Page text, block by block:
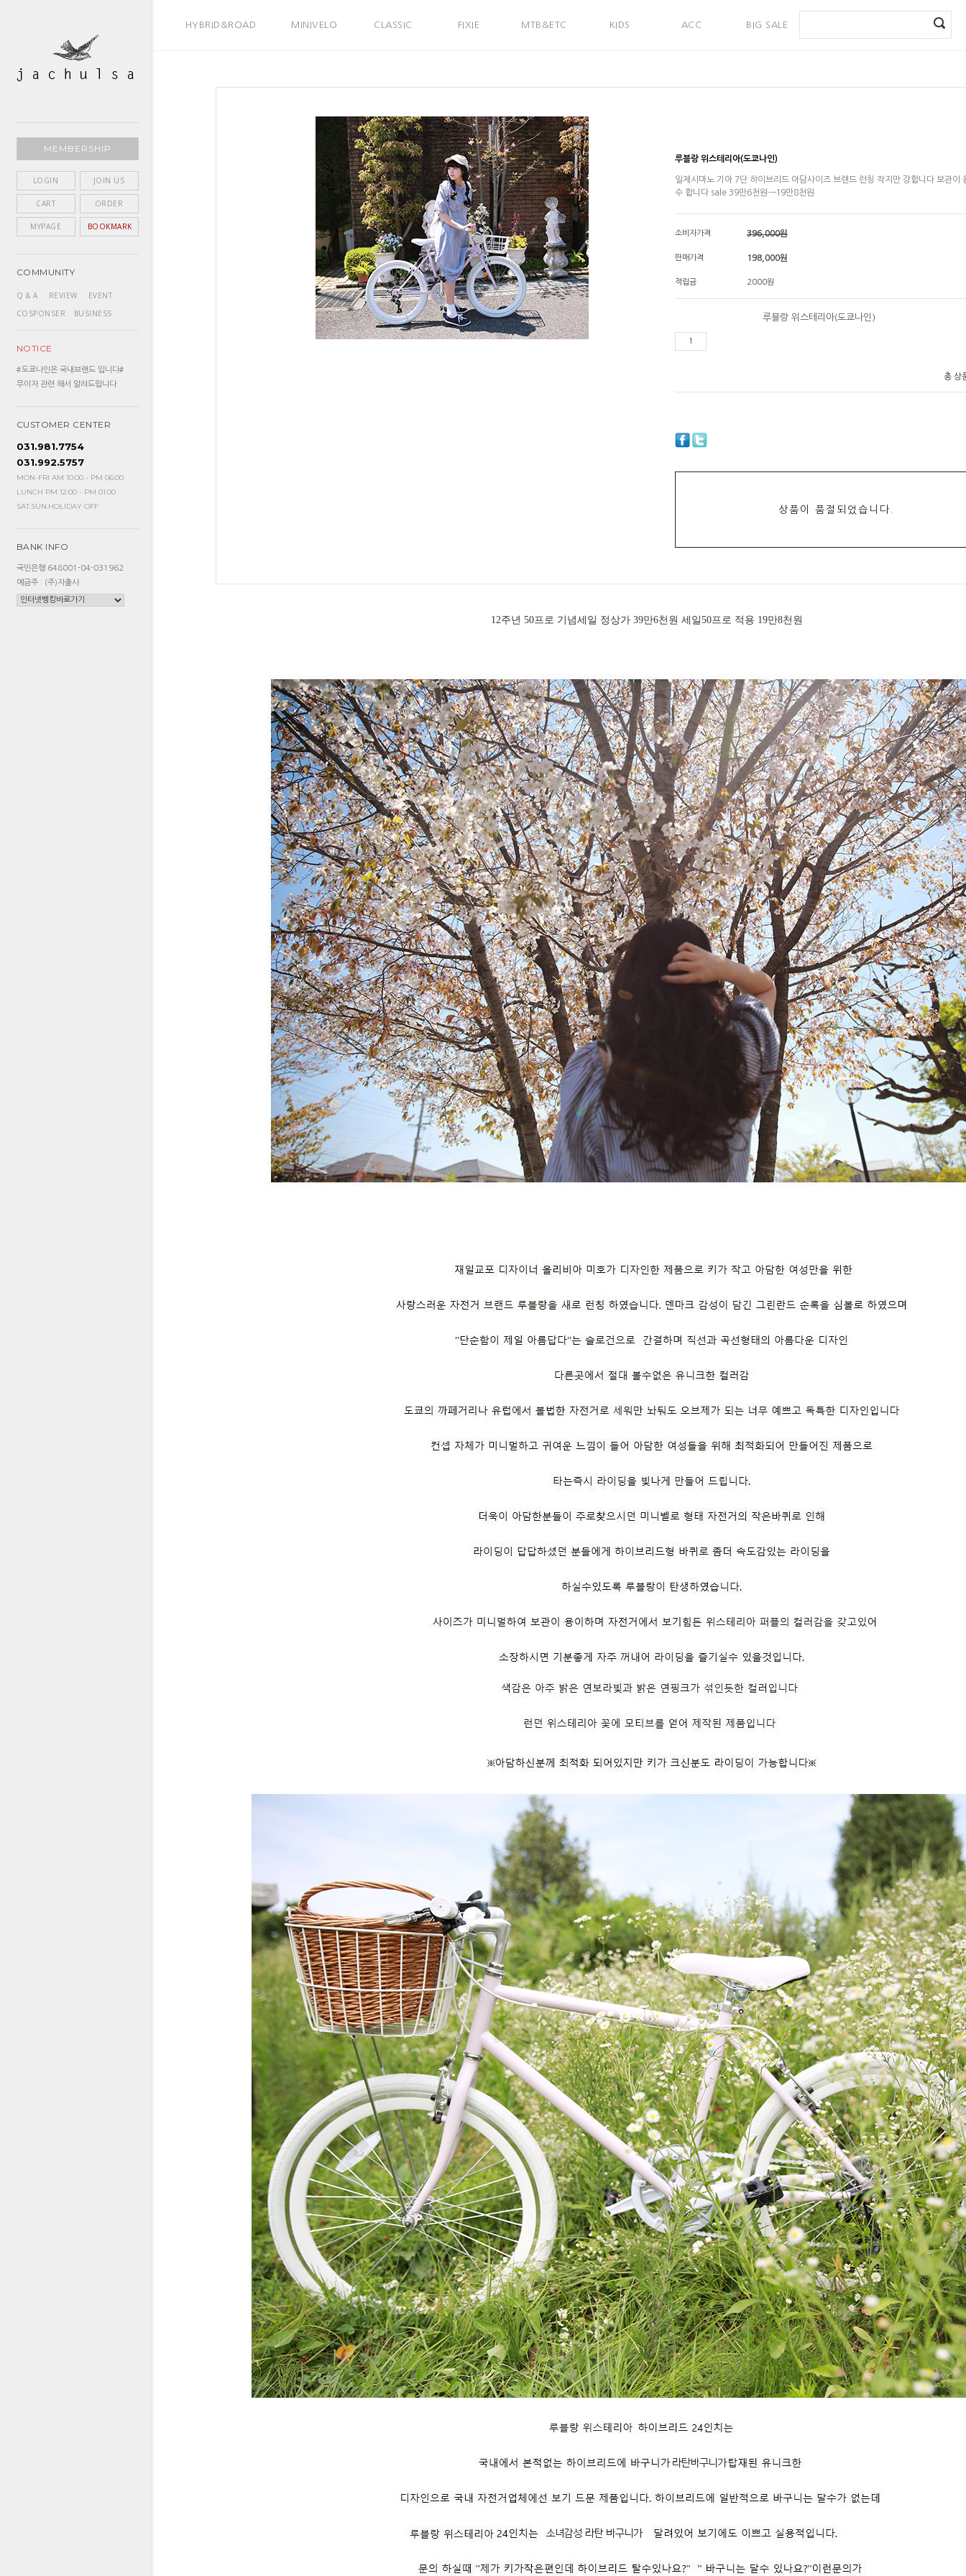
HYBRID&ROAD MINIVELO CLASSIC FIXIE MTB&ETC KIDS ACC BIG SALE
MEMBERSHIP
LOGIN JOIN US
CART ORDER
MYPAGE BOOKMARK
COMMUNITY
Q & A REVIEW
EVENT
COSPONSER
BUSINESS
NOTICE
#도쿄나인은 국내브랜드 입니다#
무이자 관련 해서 알려드립니다
CUSTOMER CENTER
031.981.7754
031.992.5757
MON-FRI AM 10:00 - PM 06:00
LUNCH PM 12:00 - PM 01:00
SAT.SUN.HOLIDAY OFF
BANK INFO
국민은행 648001-04-031962
예금주 : (주)자출사
루블랑 위스테리아(도쿄나인)
일제시마노 기아 7단 하이브리드 아담사이즈 브랜드 런칭 작지만 강합니다 보관이
수 합니다 sale 39만6천원→19만8천원
소비자가격 396,000원
판매가격 198,000원
적립금 2000원
루블랑 위스테리아(도쿄나인)
총 상
상품이 품절되었습니다.
12주년 50프로 기념세일 정상가 39만6천원 세일50프로 적용 19만8천원